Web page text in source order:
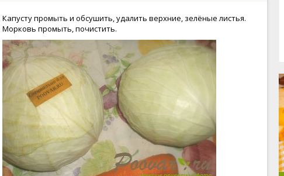
Капусту промыть и обсушить, удалить верхние, зелёные листья.
Морковь промыть, почистить.